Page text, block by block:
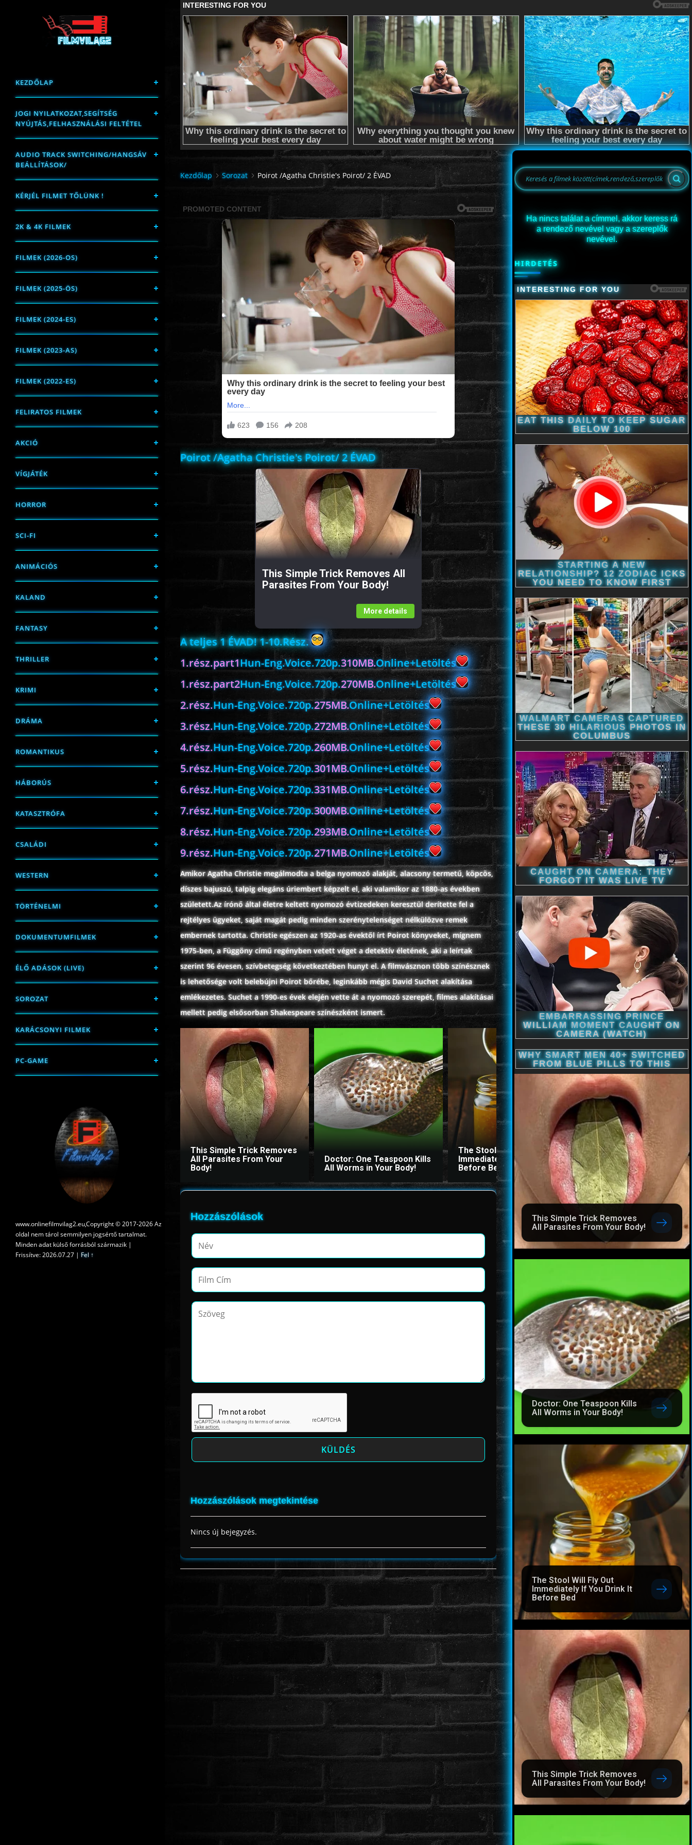
KEZDŐLAP
JOGI NYILATKOZAT,SEGÍTSÉG
NYÚJTÁS,FELHASZNÁLÁSI FELTÉTEL
AUDIO TRACK SWITCHING/HANGSÁV
BEÁLLÍTÁSOK/
KÉRJÉL FILMET TŐLÜNK !
2K & 4K FILMEK
FILMEK (2026-OS)
FILMEK (2025-ÖS)
FILMEK (2024-ES)
FILMEK (2023-AS)
FILMEK (2022-ES)
FELIRATOS FILMEK
AKCIÓ
VÍGJÁTÉK
HORROR
SCI-FI
ANIMÁCIÓS
KALAND
FANTASY
THRILLER
KRIMI
DRÁMA
ROMANTIKUS
HÁBORÚS
KATASZTRÓFA
CSALÁDI
WESTERN
TÖRTÉNELMI
DOKUMENTUMFILMEK
ÉLŐ ADÁSOK (LIVE)
SOROZAT
KARÁCSONYI FILMEK
PC-GAME
www.onlinefilmvilag2.eu,Copyright © 2017-2026 Az
oldal nem tárol semmilyen jogsértő tartalmat.
Minden adat külső forrásból származik |
Frissítve: 2026.07.27 | Fel ↑
Kezdőlap Sorozat Poirot /Agatha Christie's Poirot/ 2 ÉVAD
Poirot /Agatha Christie's Poirot/ 2 ÉVAD
This Simple Trick Removes All
Parasites From Your Body!
More details
A teljes 1 ÉVAD! 1-10.Rész.
1.rész.part1Hun-Eng.Voice.720p.310MB.Online+Letöltés
1.rész.part2Hun-Eng.Voice.720p.270MB.Online+Letöltés
2.rész.Hun-Eng.Voice.720p.275MB.Online+Letöltés
3.rész.Hun-Eng.Voice.720p.272MB.Online+Letöltés
4.rész.Hun-Eng.Voice.720p.260MB.Online+Letöltés
5.rész.Hun-Eng.Voice.720p.301MB.Online+Letöltés
6.rész.Hun-Eng.Voice.720p.331MB.Online+Letöltés
7.rész.Hun-Eng.Voice.720p.300MB.Online+Letöltés
8.rész.Hun-Eng.Voice.720p.293MB.Online+Letöltés
9.rész.Hun-Eng.Voice.720p.271MB.Online+Letöltés
Amikor Agatha Christie megálmodta a belga nyomozó alakját, alacsony termetű, köpcös,
díszes bajuszú, talpig elegáns úriembert képzelt el, aki valamikor az 1880-as években
született.Az írónő által életre keltett nyomozó évtizedeken keresztül derítette fel a
rejtélyes ügyeket, saját magát pedig minden szerénytelenséget nélkülözve remek
embernek tartotta. Christie egészen az 1920-as évektől írt Poirot könyveket, mígnem
1975-ben, a Függöny című regényben vetett véget a detektív életének, aki a leírtak
szerint 96 évesen, szívbetegség következtében hunyt el. A filmvásznon több színésznek
is lehetősége volt belebújni Poirot bőrébe, leginkább mégis David Suchet alakítása
emlékezetes. Suchet a 1990-es évek elején vette át a nyomozó szerepét, filmes alakításai
mellett pedig elsősorban Shakespeare színészként ismert.
This Simple Trick Removes
All Parasites From Your
Body!
Doctor: One Teaspoon Kills
All Worms in Your Body!
The Stool Will Fly Out
Immediately If You Drink It
Before Bed
This Simple Trick
All Parasites From Your
Body!
Hozzászólások
Hozzászólások megtekintése
Nincs új bejegyzés.
Ha nincs találat a címmel, akkor keress rá
a rendező nevével vagy a szereplők
nevével.
HIRDETÉS
This Simple Trick Removes
All Parasites From Your Body!
Doctor: One Teaspoon Kills
All Worms in Your Body!
The Stool Will Fly Out
Immediately If You Drink It
Before Bed
This Simple Trick Removes
All Parasites From Your Body!